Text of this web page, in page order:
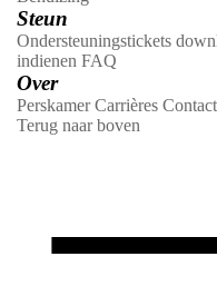
Steun
Ondersteuningstickets
indienen FAQ
Over
Perskamer Carrières Contact
Terug naar boven